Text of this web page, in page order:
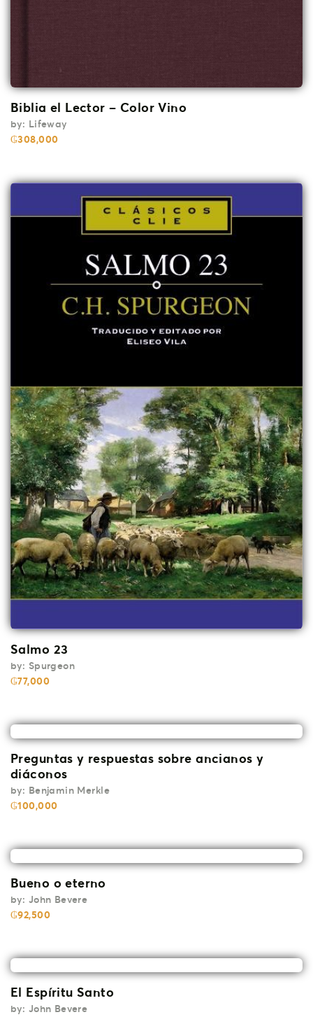
Biblia el Lector – Color Vino
by: Lifeway
₲308,000
Salmo 23
by: Spurgeon
₲77,000
Preguntas y respuestas sobre ancianos y
diáconos
by: Benjamin Merkle
₲100,000
Bueno o eterno
by: John Bevere
₲92,500
El Espíritu Santo
by: John Bevere